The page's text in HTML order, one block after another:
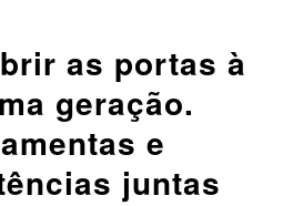
as portas à
geração.
e
juntas